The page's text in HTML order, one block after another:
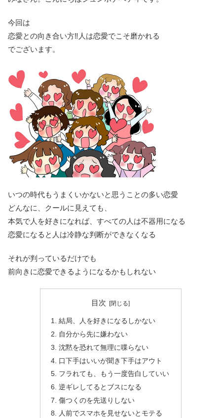
今回は
恋愛との向き合い方‼人は恋愛でこそ磨かれる
でございます。
いつの時代もうまくいかないと思うことの多い恋愛
どんなに、クールに見えても、
本気で人を好きになれば、すべての人は不器用になる
恋愛になると人は冷静な判断ができなくなる
それが判っているだけでも
前向きに恋愛できるようになるかもしれない
目次
結局、人を好きになるしかない
自分から先に嫌わない
沈黙を恐れて無理に喋らない
口下手はいいが聞き下手はアウト
フラれても、もう一度告白していい
逆ギレしてるとブスになる
傷つくのを先送りしない
人前でスマホを見せないとモテる